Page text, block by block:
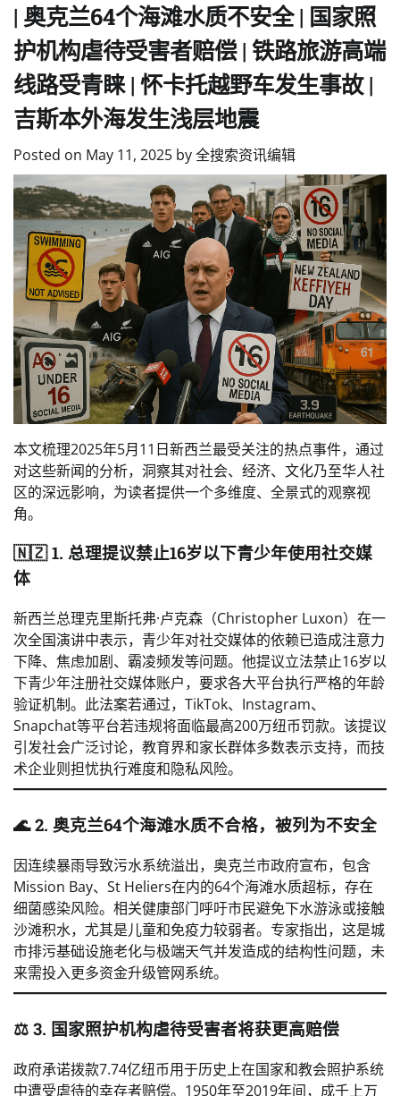
| 奥克兰64个海滩水质不安全 | 国家照
护机构虐待受害者赔偿 | 铁路旅游高端
线路受青睐 | 怀卡托越野车发生事故 |
吉斯本外海发生浅层地震
Posted on May 11, 2025 by全搜索资讯编辑
本文梳理2025年5月11日新西兰最受关注的热点事件，通过
对这些新闻的分析，洞察其对社会、经济、文化乃至华人社
区的深远影响，为读者提供一个多维度、全景式的观察视
角。
🇳🇿 1. 总理提议禁止16岁以下青少年使用社交媒
体
新西兰总理克里斯托弗·卢克森（Christopher Luxon）在一
次全国演讲中表示，青少年对社交媒体的依赖已造成注意力
下降、焦虑加剧、霸凌频发等问题。他提议立法禁止16岁以
下青少年注册社交媒体账户，要求各大平台执行严格的年龄
验证机制。此法案若通过，TikTok、Instagram、
Snapchat等平台若违规将面临最高200万纽币罚款。该提议
引发社会广泛讨论，教育界和家长群体多数表示支持，而技
术企业则担忧执行难度和隐私风险。
🌊 2. 奥克兰64个海滩水质不合格，被列为不安全
因连续暴雨导致污水系统溢出，奥克兰市政府宣布，包含
Mission Bay、St Heliers在内的64个海滩水质超标，存在
细菌感染风险。相关健康部门呼吁市民避免下水游泳或接触
沙滩积水，尤其是儿童和免疫力较弱者。专家指出，这是城
市排污基础设施老化与极端天气并发造成的结构性问题，未
来需投入更多资金升级管网系统。
⚖️ 3. 国家照护机构虐待受害者将获更高赔偿
政府承诺拨款7.74亿纽币用于历史上在国家和教会照护系统
中遭受虐待的幸存者赔偿。1950年至2019年间，成千上万